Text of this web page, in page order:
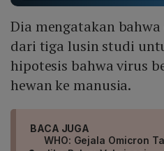
Dia mengatakan
dari tiga lusin studi
hipotesis bahwa virus
hewan ke manusia.
BACA JUGA
WHO: Gejala Omicron